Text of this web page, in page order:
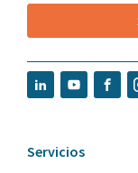
Servicios